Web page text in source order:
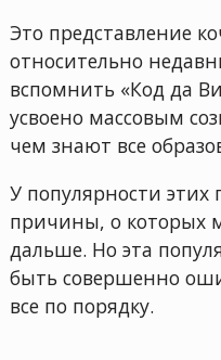
Это представление
относительно
вспомнить «Код да
усвоено массовым
чем знают все
У популярности этих
причины, о которых
дальше. Но эта
быть совершенно
все по порядку.